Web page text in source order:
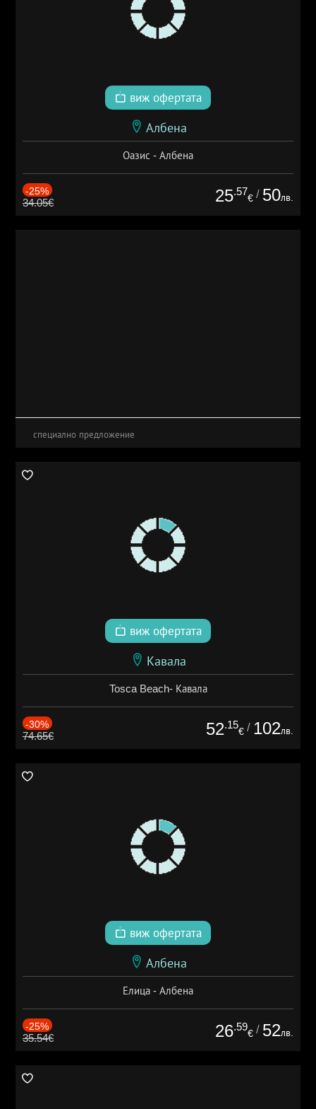
виж офертата
Албена
Оазис - Албена
-25%
34.05€ 25.57
€ / 50лв.
специално предложение
виж офертата
Кавала
Tosca Beach- Кавала
-30%
74.65€ 52.15
€ / 102лв.
виж офертата
Албена
Елица - Албена
-25%
35.54€ 26.59
€ / 52лв.